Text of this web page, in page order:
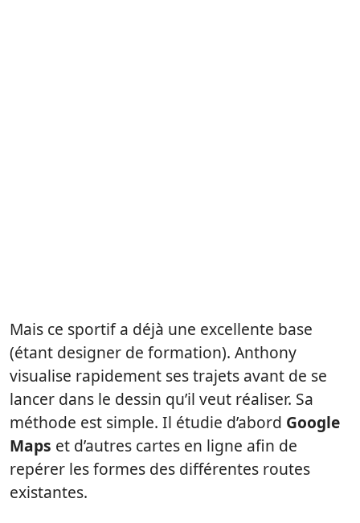
Mais ce sportif a déjà une excellente base
(étant designer de formation). Anthony
visualise rapidement ses trajets avant de se
lancer dans le dessin qu’il veut réaliser. Sa
méthode est simple. Il étudie d’abord Google
Maps et d’autres cartes en ligne afin de
repérer les formes des différentes routes
existantes.